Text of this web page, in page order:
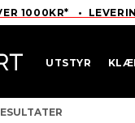
1000KR* •
UTSTYR